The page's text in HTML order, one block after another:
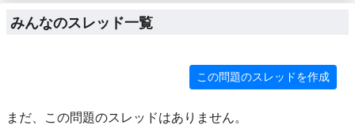
みんなのスレッド一覧
この問題のスレッドを作成
まだ、この問題のスレッドはありません。